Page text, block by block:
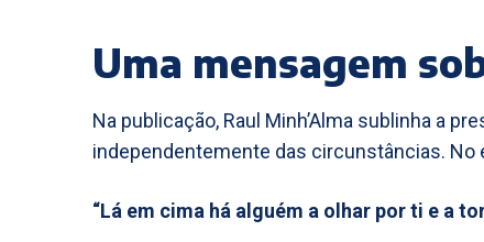
Uma mensagem
Na publicação, Raul Minh’Alma sublinha a
independentemente das circunstâncias. No
“Lá em cima há alguém a olhar por ti e a